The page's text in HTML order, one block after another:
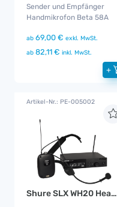
Sender und Empfänger
Handmikrofon Beta 58A
ab 69,00 € exkl. MwSt.
ab 82,11 € inkl. MwSt.
+
Artikel-Nr.: PE-005002
Shure SLX WH20 Headset